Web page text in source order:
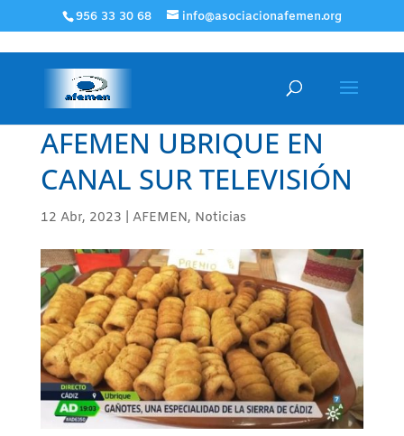
956 33 30 68 info@asociacionafemen.org
AFEMEN UBRIQUE EN
CANAL SUR TELEVISIÓN
12 Abr, 2023 AFEMEN, Noticias